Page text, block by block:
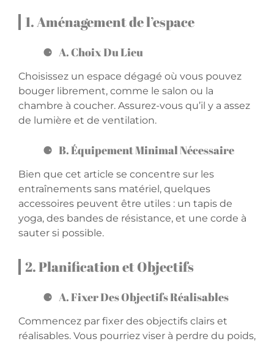
1. Aménagement de l’espace
A. Choix Du Lieu
Choisissez un espace dégagé où vous pouvez
bouger librement, comme le salon ou la
chambre à coucher. Assurez-vous qu’il y a assez
de lumière et de ventilation.
B. Équipement Minimal Nécessaire
Bien que cet article se concentre sur les
entraînements sans matériel, quelques
accessoires peuvent être utiles : un tapis de
yoga, des bandes de résistance, et une corde à
sauter si possible.
2. Planification et Objectifs
A. Fixer Des Objectifs Réalisables
Commencez par fixer des objectifs clairs et
réalisables. Vous pourriez viser à perdre du poids,